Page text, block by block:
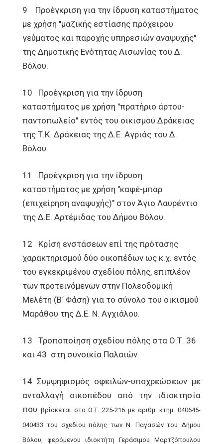
9 Προέγκριση για την ίδρυση καταστήματος
με χρήση "μαζικής εστίασης πρόχειρου
γεύματος και παροχής υπηρεσιών αναψυχής"
της Δημοτικής Ενότητας Αισωνίας του Δ.
Βόλου.
10 Προέγκριση για την ίδρυση
καταστήματος με χρήση "πρατήριο άρτου-
παντοπωλείο" εντός του οικισμού Δράκειας
της Τ.Κ. Δράκειας της Δ.Ε. Αγριάς του Δ.
Βόλου.
11 Προέγκριση για την ίδρυση
καταστήματος με χρήση "καφέ-μπαρ
(επιχείρηση αναψυχής)" στον Άγιο Λαυρέντιο
της Δ.Ε. Αρτέμιδας του Δήμου Βόλου.
12 Κρίση ενστάσεων επί της πρότασης
χαρακτηρισμού δύο οικοπέδων ως κ.χ. εντός
του εγκεκριμένου σχεδίου πόλης, επιπλέον
των προτεινόμενων στην Πολεοδομική
Μελέτη (Β΄ Φάση) για το σύνολο του οικισμού
Μαράθου της Δ.Ε. Ν. Αγχιάλου.
13 Τροποποίηση σχεδίου πόλης στα Ο.Τ. 36
και 43 στη συνοικία Παλαιών.
14 Συμψηφισμός οφειλών-υποχρεώσεων με
ανταλλαγή οικοπέδου από την ιδιοκτησία
που βρίσκεται στο Ο.Τ. 225-216 με αριθμ. κτημ. 040645-
040433 του σχεδίου πόλης των Ν. Παγασών του Δήμου
Βόλου, φερόμενου ιδιοκτήτη Γεράσιμου Μαρτζόπουλου